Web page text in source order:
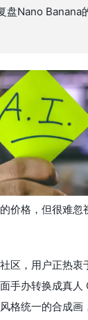
盘Nano Banana
价格，但很难忽
区，用户正热衷
手办转换成真
格统一的合成画